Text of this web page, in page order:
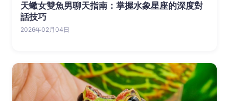
天蠍女雙魚男聊天指南：掌握水象星座的深度對
話技巧
2026年02月04日